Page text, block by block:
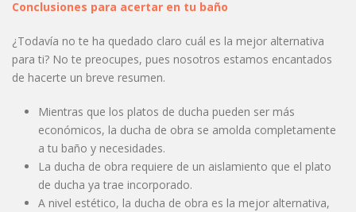
Conclusiones para acertar en tu baño
¿Todavía no te ha quedado claro cuál es la mejor alternativa
para ti? No te preocupes, pues nosotros estamos encantados
de hacerte un breve resumen.
Mientras que los platos de ducha pueden ser más
económicos, la ducha de obra se amolda completamente
a tu baño y necesidades.
La ducha de obra requiere de un aislamiento que el plato
de ducha ya trae incorporado.
A nivel estético, la ducha de obra es la mejor alternativa,